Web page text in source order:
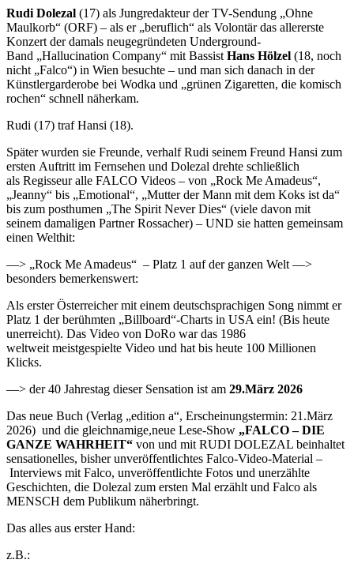
Rudi Dolezal (17) als Jungredakteur der TV-Sendung „Ohne
Maulkorb“ (ORF) – als er „beruflich“ als Volontär das allererste
Konzert der damals neugegründeten Underground-
Band „Hallucination Company“ mit Bassist Hans Hölzel (18, noch
nicht „Falco“) in Wien besuchte – und man sich danach in der
Künstlergarderobe bei Wodka und „grünen Zigaretten, die komisch
rochen“ schnell näherkam.
Rudi (17) traf Hansi (18).
Später wurden sie Freunde, verhalf Rudi seinem Freund Hansi zum
ersten Auftritt im Fernsehen und Dolezal drehte schließlich
als Regisseur alle FALCO Videos – von „Rock Me Amadeus“,
„Jeanny“ bis „Emotional“, „Mutter der Mann mit dem Koks ist da“
bis zum posthumen „The Spirit Never Dies“ (viele davon mit
seinem damaligen Partner Rossacher) – UND sie hatten gemeinsam
einen Welthit:
—> „Rock Me Amadeus“ – Platz 1 auf der ganzen Welt —>
besonders bemerkenswert:
Als erster Österreicher mit einem deutschsprachigen Song nimmt er
Platz 1 der berühmten „Billboard“-Charts in USA ein! (Bis heute
unerreicht). Das Video von DoRo war das 1986
weltweit meistgespielte Video und hat bis heute 100 Millionen
Klicks.
—> der 40 Jahrestag dieser Sensation ist am 29.März 2026
Das neue Buch (Verlag „edition a“, Erscheinungstermin: 21.März
2026) und die gleichnamige,neue Lese-Show „FALCO – DIE
GANZE WAHRHEIT“ von und mit RUDI DOLEZAL beinhaltet
sensationelles, bisher unveröffentlichtes Falco-Video-Material –
Interviews mit Falco, unveröffentlichte Fotos und unerzählte
Geschichten, die Dolezal zum ersten Mal erzählt und Falco als
MENSCH dem Publikum näherbringt.
Das alles aus erster Hand:
z.B.: